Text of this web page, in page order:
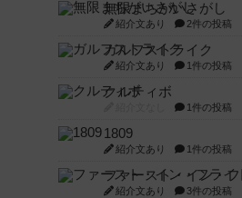
無限まちがいさがし
紹介文あり 2件の投稿
ガルフストライク
紹介文あり 1件の投稿
クルティボ
1件の投稿
1809
紹介文あり 1件の投稿
紹介文あり 3件の投稿